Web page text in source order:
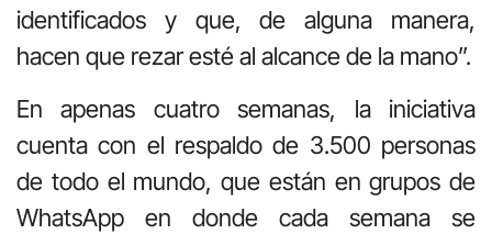
identificados y que, de alguna manera,
hacen que rezar esté al alcance de la mano”.
En apenas cuatro semanas, la iniciativa
cuenta con el respaldo de 3.500 personas
de todo el mundo, que están en grupos de
WhatsApp en donde cada semana se